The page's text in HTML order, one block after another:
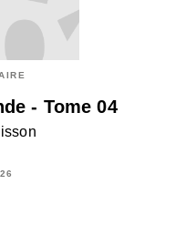
- Tome 04